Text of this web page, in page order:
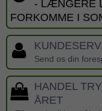
- LÆNGERE
FORKOMME I
Send os din
HANDEL
ÅRET